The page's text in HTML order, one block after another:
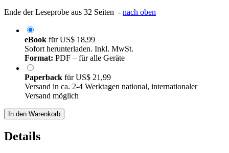
Ende der Leseprobe aus 32 Seiten - nach oben
eBook fürUS$ 18,99
Sofort herunterladen. Inkl. MwSt.
Format: PDF – für alle Geräte
Paperback fürUS$ 21,99
Versand in ca. 2-4 Werktagen national, internationaler
Versand möglich
In den Warenkorb
Details